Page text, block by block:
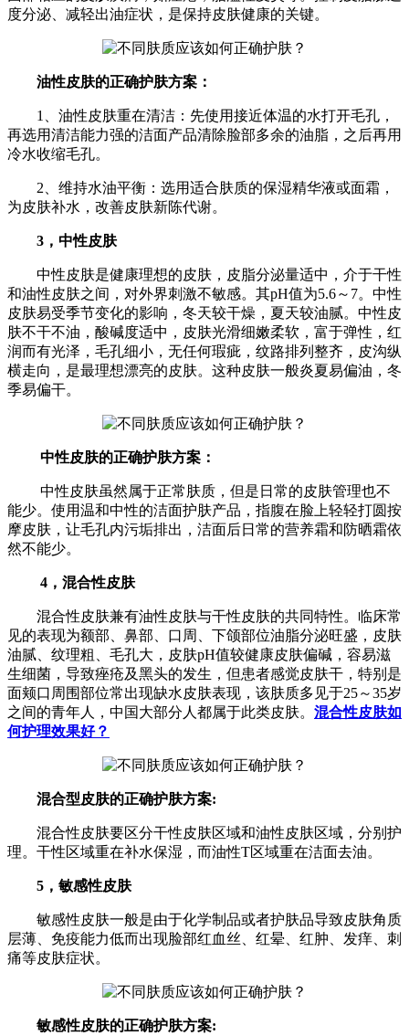
度分泌、减轻出油症状，是保持皮肤健康的关键。
油性皮肤的正确护肤方案：
1、油性皮肤重在清洁：先使用接近体温的水打开毛孔，
再选用清洁能力强的洁面产品清除脸部多余的油脂，之后再用
冷水收缩毛孔。
2、维持水油平衡：选用适合肤质的保湿精华液或面霜，
为皮肤补水，改善皮肤新陈代谢。
3，中性皮肤
中性皮肤是健康理想的皮肤，皮脂分泌量适中，介于干性
和油性皮肤之间，对外界刺激不敏感。其pH值为5.6～7。中性
皮肤易受季节变化的影响，冬天较干燥，夏天较油腻。 中性皮
肤不干不油，酸碱度适中，皮肤光滑细嫩柔软，富于弹性，红
润而有光泽，毛孔细小，无任何瑕疵，纹路排列整齐，皮沟纵
横走向，是最理想漂亮的皮肤。这种皮肤一般炎夏易偏油，冬
季易偏干。
中性皮肤的正确护肤方案：
中性皮肤虽然属于正常肤质，但是日常的皮肤管理也不
能少。使用温和中性的洁面护肤产品，指腹在脸上轻轻打圆按
摩皮肤，让毛孔内污垢排出，洁面后日常的营养霜和防晒霜依
然不能少。
4，混合性皮肤
混合性皮肤兼有油性皮肤与干性皮肤的共同特性。临床常
见的表现为额部、鼻部、口周、下颌部位油脂分泌旺盛，皮肤
油腻、纹理粗、毛孔大，皮肤pH值较健康皮肤偏碱，容易滋
生细菌，导致痤疮及黑头的发生，但患者感觉皮肤干，特别是
面颊口周围部位常出现缺水皮肤表现，该肤质多见于25～35岁
之间的青年人，中国大部分人都属于此类皮肤。 混合性皮肤如
何护理效果好？
混合型皮肤的正确护肤方案:
混合性皮肤要区分干性皮肤区域和油性皮肤区域，分别护
理。干性区域重在补水保湿，而油性T区域重在洁面去油。
5，敏感性皮肤
敏感性皮肤一般是由于化学制品或者护肤品导致皮肤角质
层薄、免疫能力低而出现脸部红血丝、红晕、红肿、发痒、刺
痛等皮肤症状。
敏感性皮肤的正确护肤方案: